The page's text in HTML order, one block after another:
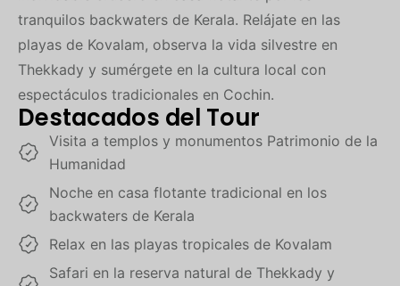
tranquilos backwaters de Kerala. Relájate en las
playas de Kovalam, observa la vida silvestre en
Thekkady y sumérgete en la cultura local con
espectáculos tradicionales en Cochin.
Destacados del Tour
Visita a templos y monumentos Patrimonio de la
Humanidad
Noche en casa flotante tradicional en los
backwaters de Kerala
Relax en las playas tropicales de Kovalam
Safari en la reserva natural de Thekkady y